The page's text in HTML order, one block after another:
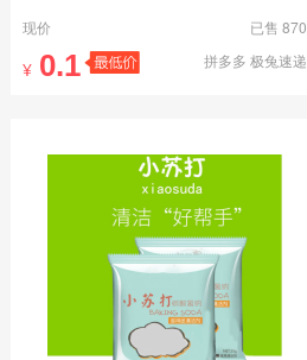
现价
已售 870
¥ 0.1 拼多多 极兔速递